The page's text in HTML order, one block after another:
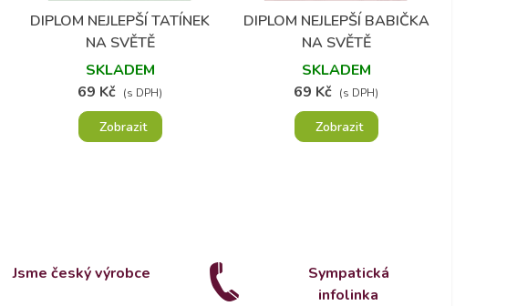
Přidat do oblíbených
DIPLOM NEJLEPŠÍ TATÍNEK
NA SVĚTĚ
SKLADEM
69 Kč (s DPH)
Zobrazit
Přidat do oblíbených
DIPLOM NEJLEPŠÍ BABIČKA
NA SVĚTĚ
SKLADEM
69 Kč (s DPH)
Zobrazit
Jsme český výrobce
Sympatická
infolinka